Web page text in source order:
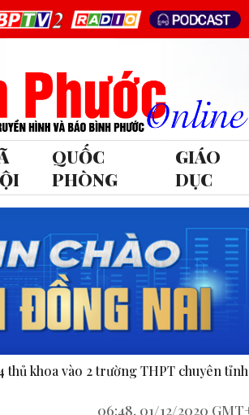
QUỐC
PHÒNG
GIÁO
DỤC
THPT chuyên tỉnh Bình Phước.
06:48, 01/12/2020